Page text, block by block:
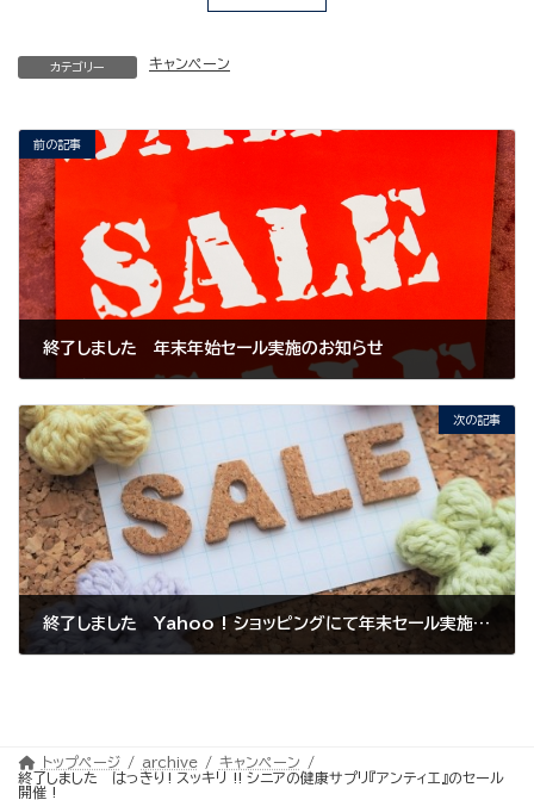
カテゴリー キャンペーン
前の記事
終了しました 年末年始セール実施のお知らせ
2020年11月20日
次の記事
終了しました Yahoo ! ショッピングにて年末セール実施のお知らせ
2020年11月30日
トップページ archive
キャンペーン
終了しました はっきり! スッキリ !! シニアの健康サプリ『アンティエ』のセール
開催 !